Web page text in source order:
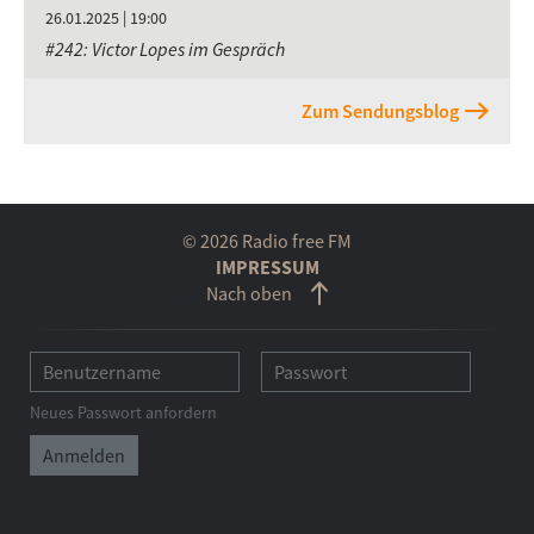
26.01.2025 | 19:00
#242: Victor Lopes im Gespräch
Zum Sendungsblog
© 2026 Radio free FM
IMPRESSUM
Nach oben
Neues Passwort anfordern